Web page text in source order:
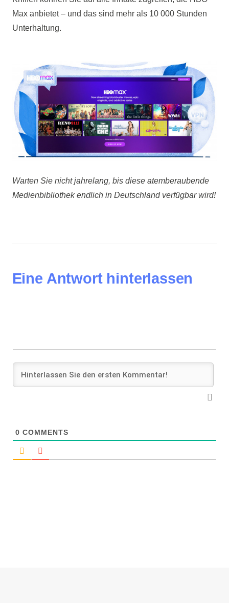
Max anbietet – und das sind mehr als 10 000 Stunden
Unterhaltung.
Warten Sie nicht jahrelang, bis diese atemberaubende
Medienbibliothek endlich in Deutschland verfügbar wird!
Eine Antwort hinterlassen
0 COMMENTS